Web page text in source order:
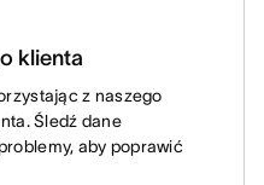
klienta
z naszego
Śledź dane
aby poprawić